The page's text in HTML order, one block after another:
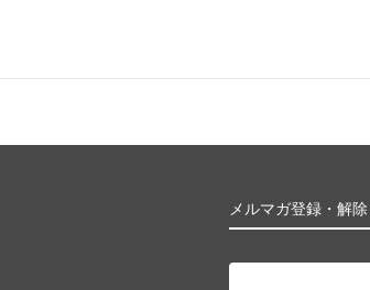
メルマガ登録・解除